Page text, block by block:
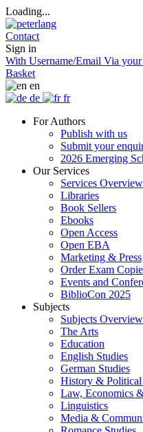
Loading...
Contact
Sign in
With Username/Email Via
Basket
en
de
fr
For Authors
Publish with us
Submit your
2026 Emerging
Our Services
Services Overview
Libraries
Book Sellers
Ebooks
Open Access
Open EBA
Marketing & Press
Order Exam
Events and
BiblioCon 2025
Subjects
Subjects Overview
The Arts
Education
English Studies
German Studies
History & Political
Law, Economics
Linguistics
Media &